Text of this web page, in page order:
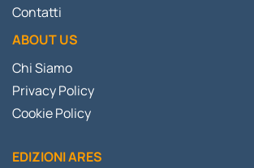
Contatti
ABOUT US
Chi Siamo
Privacy Policy
Cookie Policy
EDIZIONI ARES